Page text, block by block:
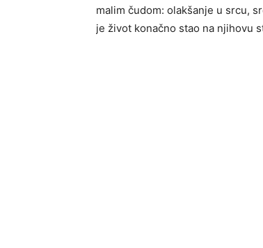
malim čudom: olakšanje u srcu,
je život konačno stao na njihovu